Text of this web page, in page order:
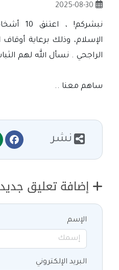
نبشركم!
الإسلام، وذلك برعاية
الراجحي . نسأل الله لهم
ساهم معنا ..
نشر
إضافة تعليق جديد
الإسم
البريد الإلكتروني